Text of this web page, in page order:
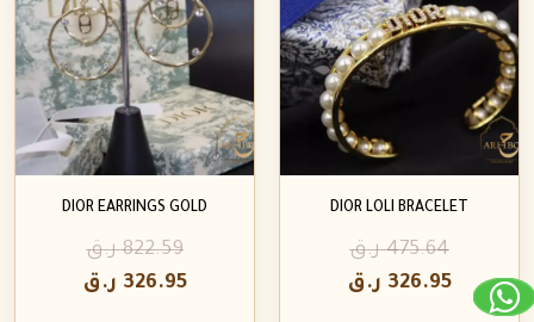
DIOR LOLI BRACELET
475.64 ر.ق
326.95 ر.ق
DIOR EARRINGS GOLD
822.59 ر.ق
326.95 ر.ق